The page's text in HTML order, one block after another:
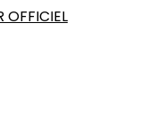
OFFICIEL